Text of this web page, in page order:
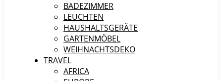
BADEZIMMER
LEUCHTEN
HAUSHALTSGERÄTE
GARTENMÖBEL
WEIHNACHTSDEKO
TRAVEL
AFRICA